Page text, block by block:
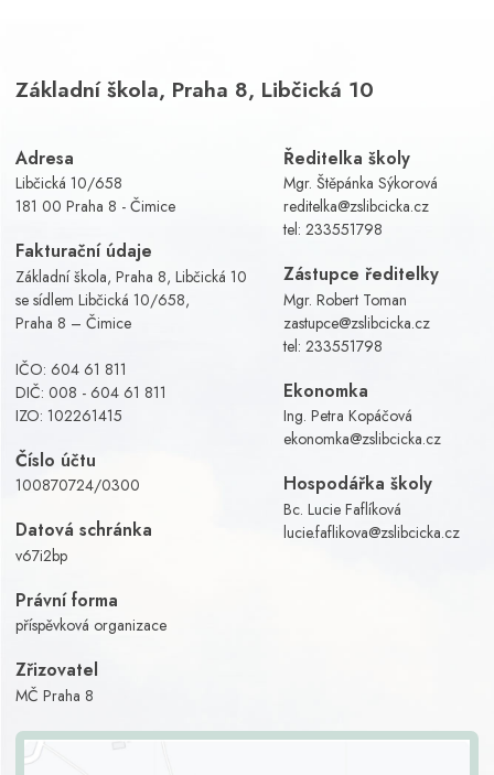
Základní škola, Praha 8, Libčická 10
Adresa
Libčická 10/658
181 00 Praha 8 - Čimice
Fakturační údaje
Základní škola, Praha 8, Libčická 10
se sídlem Libčická 10/658,
Praha 8 – Čimice
IČO: 604 61 811
DIČ: 008 - 604 61 811
IZO: 102261415
Číslo účtu
100870724/0300
Datová schránka
v67i2bp
Právní forma
příspěvková organizace
Zřizovatel
MČ Praha 8
Ředitelka školy
Mgr. Štěpánka Sýkorová
reditelka@zslibcicka.cz
tel: 233551798
Zástupce ředitelky
Mgr. Robert Toman
zastupce@zslibcicka.cz
tel: 233551798
Ekonomka
Ing. Petra Kopáčová
ekonomka@zslibcicka.cz
Hospodářka školy
Bc. Lucie Faflíková
lucie.faflikova@zslibcicka.cz